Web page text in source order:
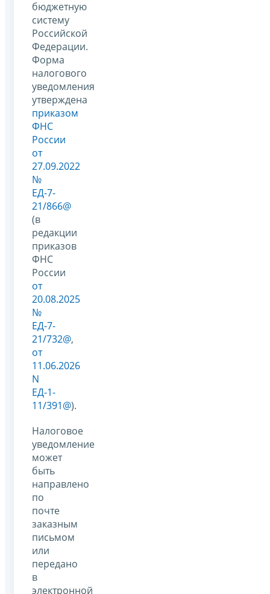
бюджетную
систему
Российской
Федерации.
Форма
налогового
уведомления
утверждена
приказом
ФНС
России
от
27.09.2022
№
ЕД-7-
21/866@
(в
редакции
приказов
ФНС
России
от
20.08.2025
№
ЕД-7-
21/732@,
от
11.06.2026
N
ЕД-1-
11/391@).
Налоговое
уведомление
может
быть
направлено
по
почте
заказным
письмом
или
передано
в
электронной